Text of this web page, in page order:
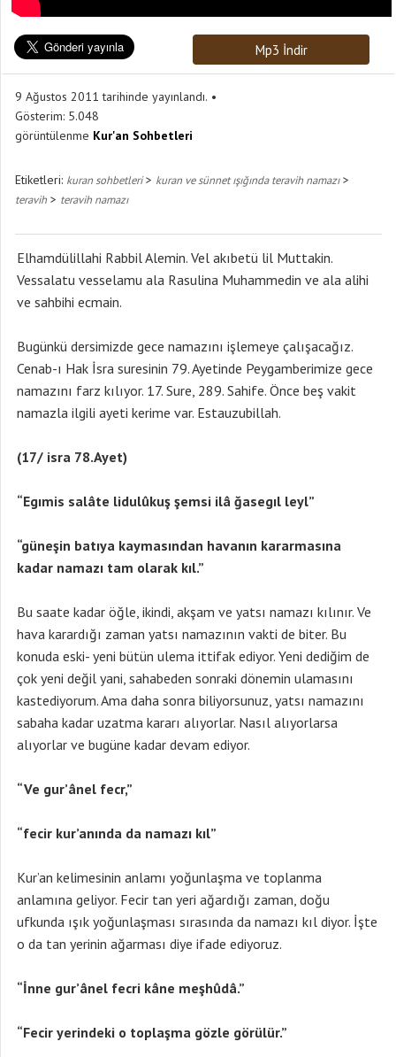
Mp3 İndir
9 Ağustos 2011 tarihinde yayınlandı.
Gösterim: 5.048
görüntülenme Kur'an Sohbetleri
Etiketleri: kuran sohbetleri> kuran ve sünnet ışığında teravih namazı>
teravih > teravih namazı
Elhamdülillahi Rabbil Alemin. Vel akıbetü lil Muttakin.
Vessalatu vesselamu ala Rasulina Muhammedin ve ala alihi
ve sahbihi ecmain.
Bugünkü dersimizde gece namazını işlemeye çalışacağız.
Cenab-ı Hak İsra suresinin 79. Ayetinde Peygamberimize gece
namazını farz kılıyor. 17. Sure, 289. Sahife. Önce beş vakit
namazla ilgili ayeti kerime var. Estauzubillah.
(17/ isra 78.Ayet)
“Egımis salâte lidulûkuş şemsi ilâ ğasegıl leyl”
“güneşin batıya kaymasından havanın kararmasına
kadar namazı tam olarak kıl.”
Bu saate kadar öğle, ikindi, akşam ve yatsı namazı kılınır. Ve
hava karardığı zaman yatsı namazının vakti de biter. Bu
konuda eski- yeni bütün ulema ittifak ediyor. Yeni dediğim de
çok yeni değil yani, sahabeden sonraki dönemin ulamasını
kastediyorum. Ama daha sonra biliyorsunuz, yatsı namazını
sabaha kadar uzatma kararı alıyorlar. Nasıl alıyorlarsa
alıyorlar ve bugüne kadar devam ediyor.
“Ve gur’ânel fecr,”
“fecir kur’anında da namazı kıl”
Kur’an kelimesinin anlamı yoğunlaşma ve toplanma
anlamına geliyor. Fecir tan yeri ağardığı zaman, doğu
ufkunda ışık yoğunlaşması sırasında da namazı kıl diyor. İşte
o da tan yerinin ağarması diye ifade ediyoruz.
“İnne gur’ânel fecri kâne meşhûdâ.”
“Fecir yerindeki o toplaşma gözle görülür.”